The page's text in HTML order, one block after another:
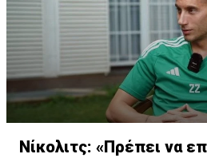
Νίκολιτς: «Πρέπει να